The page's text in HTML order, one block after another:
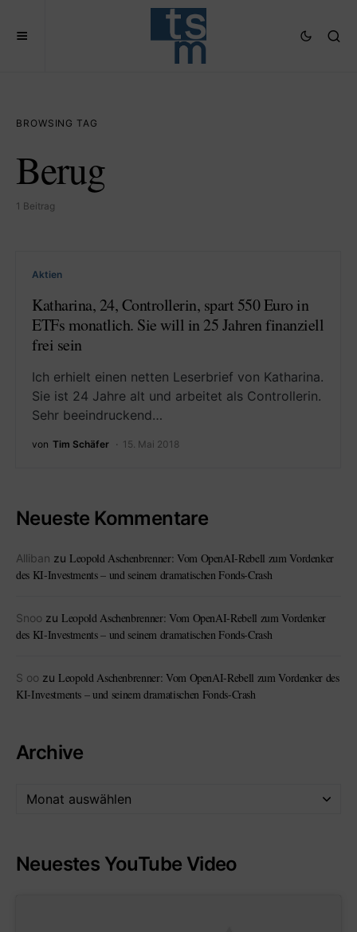
BROWSING TAG
Berug
1 Beitrag
Aktien
Katharina, 24, Controllerin, spart 550 Euro in
ETFs monatlich. Sie will in 25 Jahren finanziell
frei sein
Ich erhielt einen netten Leserbrief von Katharina.
Sie ist 24 Jahre alt und arbeitet als Controllerin.
Sehr beeindruckend…
von Tim Schäfer 15. Mai 2018
Neueste Kommentare
Alliban zu Leopold Aschenbrenner: Vom OpenAI-Rebell zum Vordenker
des KI-Investments – und seinem dramatischen Fonds-Crash
Snoo zu Leopold Aschenbrenner: Vom OpenAI-Rebell zum Vordenker
des KI-Investments – und seinem dramatischen Fonds-Crash
S oo zu Leopold Aschenbrenner: Vom OpenAI-Rebell zum Vordenker des
KI-Investments – und seinem dramatischen Fonds-Crash
Archive
Neuestes YouTube Video